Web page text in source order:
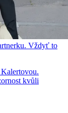
Vždyť to
kvůli